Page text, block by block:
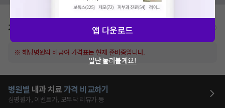
가격표
※ 해당병원의 비급여 가격표는 현재 준비중입니다.
병원별 내과 치료가격 비교하기
심평원가, 이벤트가, 모두닥 리뷰가 등
앱 다운로드
일단 둘러볼게요!